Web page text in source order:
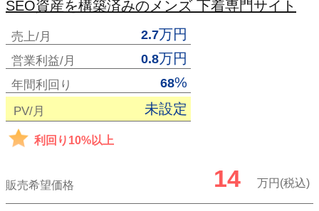
SEO資産を構築済みのメンズ 下着専門サイト
売上/月 2.7万円
営業利益/月 0.8万円
年間利回り 68%
PV/月 未設定
利回り10%以上
販売希望価格 14 万円(税込)